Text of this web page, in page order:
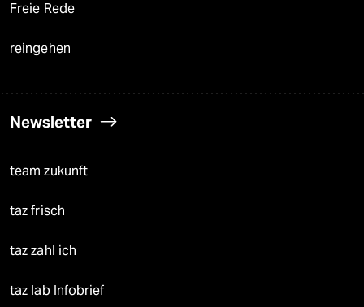
Freie Rede
reingehen
Newsletter
team zukunft
taz frisch
taz zahl ich
taz lab Infobrief